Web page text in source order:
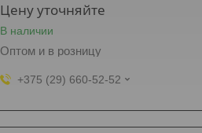
Цену уточняйте
В наличии
Оптом и в розницу
+375 (29) 660-52-52